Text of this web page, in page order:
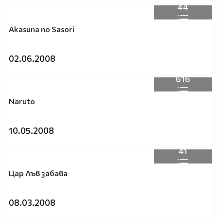
..........................................
44
Akasuna no Sasori
02.06.2008
616
Naruto
10.05.2008
41
Цар Лъв забава
08.03.2008